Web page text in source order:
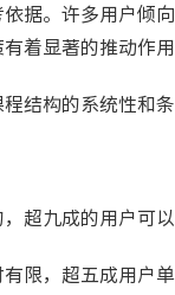
据。许多用户倾
着显著的推动作
结构的系统性和
超九成的用户可
限，超五成用户